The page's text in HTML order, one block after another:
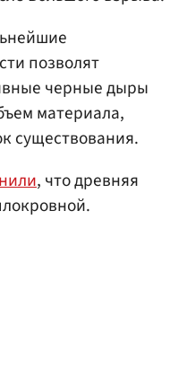
позволят
черные дыры
материала,
существования.
, что древняя